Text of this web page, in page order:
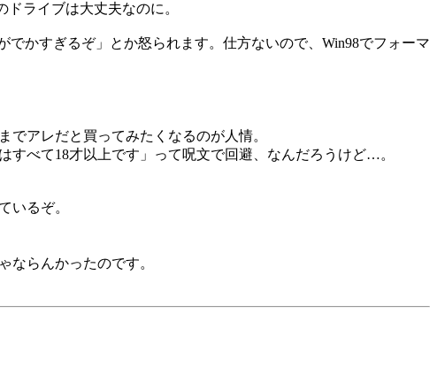
ライブは大丈夫なのに。
かすぎるぞ」とか怒られます。仕方ないので、Win98でフォーマ
アレだと買ってみたくなるのが人情。
べて18才以上です」って呪文で回避、なんだろうけど…。
いるぞ。
ならんかったのです。